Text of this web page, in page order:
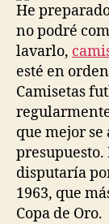
He
no podré
lavarlo,
esté en
Camisetas
que mejor se
presupuesto.
disputaría
1963, que
Copa de Oro.